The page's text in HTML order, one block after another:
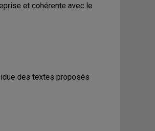
et cohérente avec le
des textes proposés